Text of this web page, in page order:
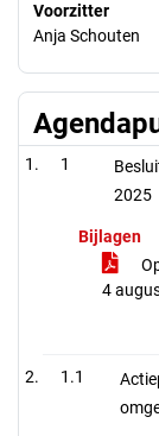
Voorzitter
Anja Schouten
1
2025
Bijlagen
4
1.1